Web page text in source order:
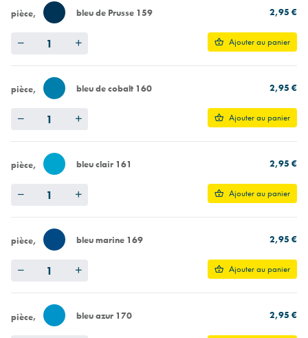
pièce bleu de Prusse 159 2,95 €
Ajouter au panier
pièce bleu de cobalt 160 2,95 €
Ajouter au panier
pièce bleu clair 161 2,95 €
Ajouter au panier
pièce bleu marine 169 2,95 €
Ajouter au panier
pièce bleu azur 170 2,95 €